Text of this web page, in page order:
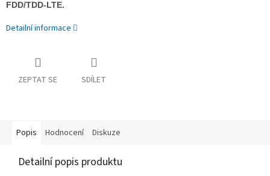
FDD/TDD-LTE.
Detailní informace
ZEPTAT SE SDÍLET
Popis Hodnocení Diskuze
Detailní popis produktu